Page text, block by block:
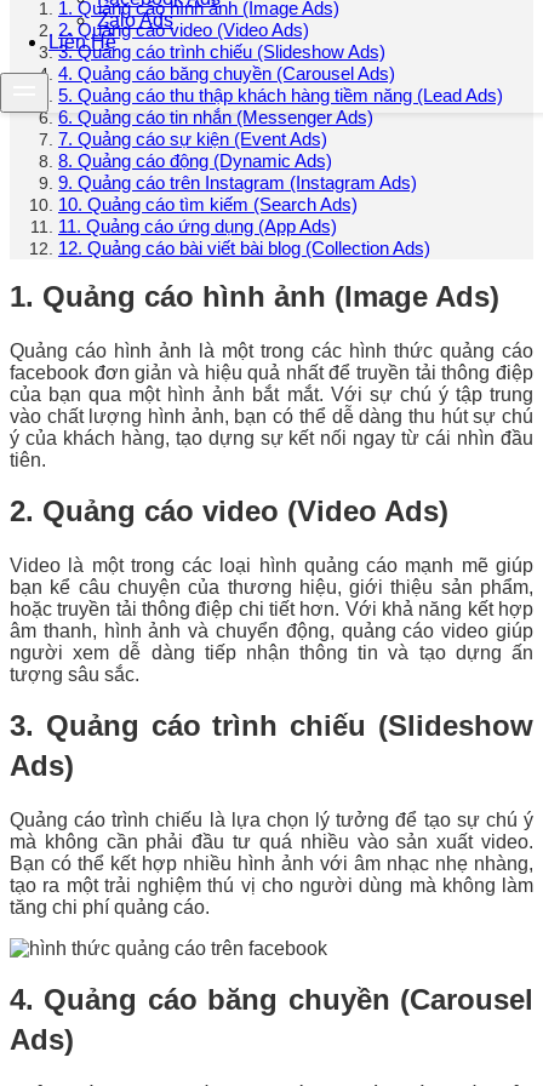
Zalo Ads
Liên Hệ
1. Quảng cáo hình ảnh (Image Ads)
2. Quảng cáo video (Video Ads)
3. Quảng cáo trình chiếu (Slideshow Ads)
4. Quảng cáo băng chuyền (Carousel Ads)
5. Quảng cáo thu thập khách hàng tiềm năng (Lead Ads)
6. Quảng cáo tin nhắn (Messenger Ads)
7. Quảng cáo sự kiện (Event Ads)
8. Quảng cáo động (Dynamic Ads)
9. Quảng cáo trên Instagram (Instagram Ads)
10. Quảng cáo tìm kiếm (Search Ads)
11. Quảng cáo ứng dụng (App Ads)
12. Quảng cáo bài viết bài blog (Collection Ads)
1. Quảng cáo hình ảnh (Image Ads)
Quảng cáo hình ảnh là một trong các hình thức quảng cáo
facebook đơn giản và hiệu quả nhất để truyền tải thông điệp
của bạn qua một hình ảnh bắt mắt. Với sự chú ý tập trung
vào chất lượng hình ảnh, bạn có thể dễ dàng thu hút sự chú
ý của khách hàng, tạo dựng sự kết nối ngay từ cái nhìn đầu
tiên.
2. Quảng cáo video (Video Ads)
Video là một trong các loại hình quảng cáo mạnh mẽ giúp
bạn kể câu chuyện của thương hiệu, giới thiệu sản phẩm,
hoặc truyền tải thông điệp chi tiết hơn. Với khả năng kết hợp
âm thanh, hình ảnh và chuyển động, quảng cáo video giúp
người xem dễ dàng tiếp nhận thông tin và tạo dựng ấn
tượng sâu sắc.
3. Quảng cáo trình chiếu (Slideshow
Ads)
Quảng cáo trình chiếu là lựa chọn lý tưởng để tạo sự chú ý
mà không cần phải đầu tư quá nhiều vào sản xuất video.
Bạn có thể kết hợp nhiều hình ảnh với âm nhạc nhẹ nhàng,
tạo ra một trải nghiệm thú vị cho người dùng mà không làm
tăng chi phí quảng cáo.
4. Quảng cáo băng chuyền (Carousel
Ads)